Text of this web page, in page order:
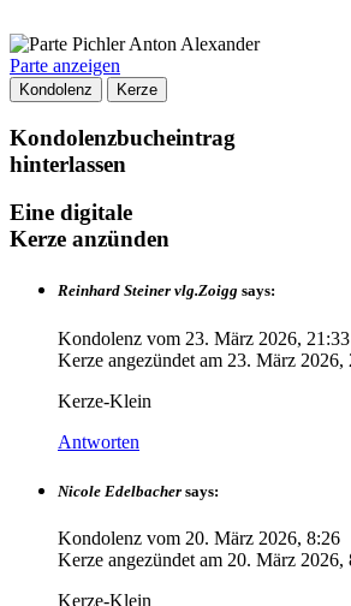
Parte anzeigen
Kondolenz Kerze
Kondolenzbucheintrag
hinterlassen
Eine digitale
Kerze anzünden
Reinhard Steiner vlg.Zoigg says:
Kondolenz vom 23. März 2026, 21:33
Kerze angezündet am 23. März 2026,
Kerze-Klein
Antworten
Nicole Edelbacher says:
Kondolenz vom 20. März 2026, 8:26
Kerze angezündet am 20. März 2026,
Kerze-Klein